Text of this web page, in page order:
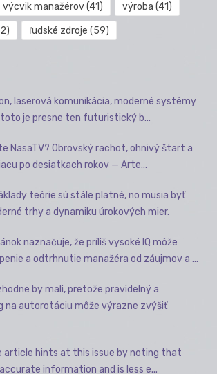
výcvik manažérov(41) výroba (41)
ľudské zdroje (59)
laserová komunikácia, moderné systémy
je presne ten futuristický b...
NasaTV? Obrovský rachot, ohnivý štart a
po desiatkach rokov — Arte...
teórie sú stále platné, no musia byť
trhy a dynamiku úrokových mier.
naznačuje, že príliš vysoké IQ môže
a odtrhnutie manažéra od záujmov a ...
by mali, pretože pravidelný a
na autorotáciu môže výrazne zvýšiť
article hints at this issue by noting that
information and is less e...